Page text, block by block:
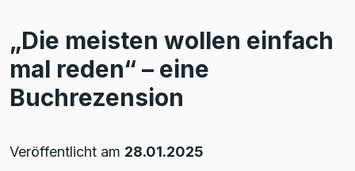
„Die meisten wollen einfach
mal reden“ – eine
Buchrezension
Veröffentlicht am 28.01.2025